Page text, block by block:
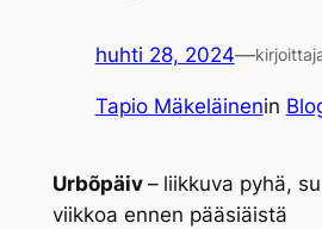
huhti 28, 2024—
Tapio Mäkeläinenin
Urbõpäiv – liikkuva pyhä,
viikkoa ennen pääsiäistä